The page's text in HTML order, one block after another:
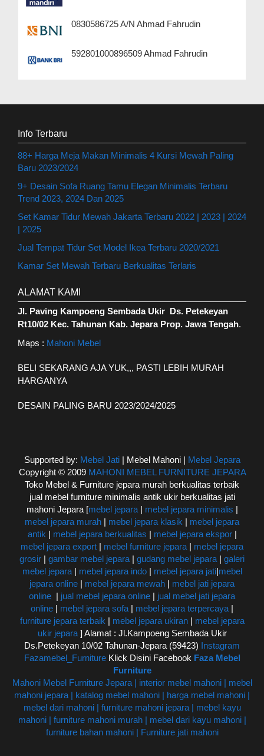
0830586725 A/N Ahmad Fahrudin
592801000896509 Ahmad Fahrudin
Info Terbaru
88+ Harga Meja Makan Minimalis 4 Kursi Mewah Paling
Baru 2023/2024
9+ Desain Sofa Ruang Tamu Elegan Minimalis Terbaru
Trend 2023, 2024 Dan 2025
Set Kamar Tidur Mewah Jakarta Terbaru 2022 | 2023 | 2024
| 2025
Jual Tempat Tidur Set Model Ikea Terbaru 2020/2021
Kamar Set Mewah Terbaru Berkualitas Terlaris
ALAMAT KAMI
Jl. Paving Kampoeng Sembada Ukir Ds. Petekeyan
Rt10/02 Kec. Tahunan Kab. Jepara Prop. Jawa Tengah.
Maps : Mahoni Mebel
BELI SEKARANG AJA YUK,,, PASTI LEBIH MURAH
HARGANYA
DESAIN PALING BARU 2023/2024/2025
Supported by: Mebel Jati| Mebel Mahoni | Mebel Jepara
Copyright © 2009 MAHONI MEBEL FURNITURE JEPARA
Toko Mebel & Furniture jepara murah berkualitas terbaik
jual mebel furniture minimalis antik ukir berkualitas jati
mahoni Jepara [mebel jepara| mebel jepara minimalis |
mebel jepara murah | mebel jepara klasik | mebel jepara
antik | mebel jepara berkualitas | mebel jepara ekspor|
mebel jepara export | mebel furniture jepara | mebel jepara
grosir | gambar mebel jepara | gudang mebel jepara | galeri
mebel jepara| mebel jepara indo| mebel jepara jati|mebel
jepara online | mebel jepara mewah | mebel jati jepara
online | jual mebel jepara online | jual mebel jati jepara
online | mebel jepara sofa | mebel jepara terpercaya |
furniture jepara terbaik | mebel jepara ukiran| mebel jepara
ukir jepara ] Alamat : Jl.Kampoeng Sembada Ukir
Ds.Petekeyan 10/02 Tahunan-Jepara (59423) Instagram
Fazamebel_FurnitureKlick Disini Facebook Faza Mebel
Furniture
Mahoni Mebel Furniture Jepara | interior mebel mahoni | mebel
mahoni jepara | katalog mebel mahoni | harga mebel mahoni |
mebel dari mahoni | furniture mahoni jepara | mebel kayu
mahoni | furniture mahoni murah | mebel dari kayu mahoni |
furniture bahan mahoni | Furniture jati mahoni